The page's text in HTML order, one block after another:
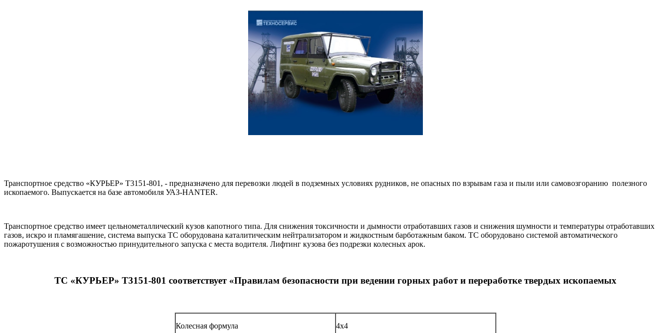
Транспортное средство «КУРЬЕР» Т3151-801, - предназначено для перевозки людей в подземных условиях рудников, не опасных по взрывам газа и пыли или самовозгоранию полезного
ископаемого. Выпускается на базе автомобиля УАЗ-HANTER.
Транспортное средство имеет цельнометаллический кузов капотного типа. Для снижения токсичности и дымности отработавших газов и снижения шумности и температуры отработавших
газов, искро и пламягашение, система выпуска ТС оборудована каталитическим нейтрализатором и жидкостным барботажным баком. ТС оборудовано системой автоматического
пожаротушения с возможностью принудительного запуска с места водителя. Лифтинг кузова без подрезки колесных арок.
ТС «КУРЬЕР» Т3151-801 соответствует «Правилам безопасности при ведении горных работ и переработке твердых ископаемых
Колесная формула 4х4